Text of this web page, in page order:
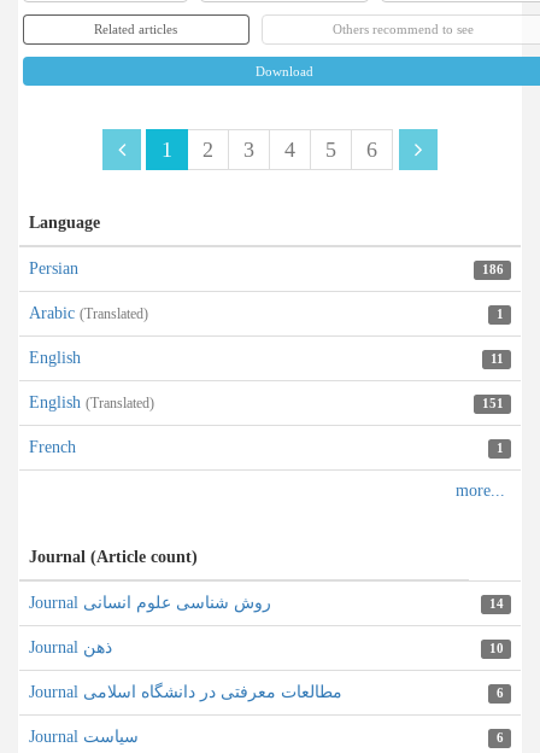
Related articles Others recommend to see
Download
1 2 3 4 5 6
Language
Persian 186
Arabic (Translated) 1
English 11
English (Translated) 151
French 1
Journal (Article count)
Journal روش شناسی علوم انسانی 14
Journal ذهن 10
Journal مطالعات معرفتی در دانشگاه اسلامی 6
Journal سیاست 6